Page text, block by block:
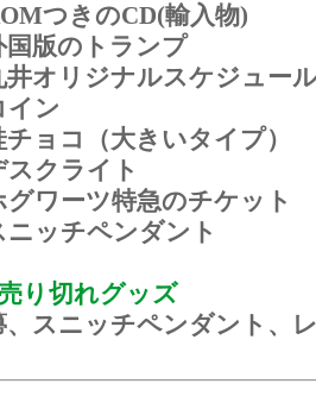
つきのCD(輸入物)
国版のトランプ
井オリジナルスケジュー
イン
チョコ（大きいタイプ）
スクライト
グワーツ特急のチケット
ニッチペンダント
り切れグッズ
、スニッチペンダント、